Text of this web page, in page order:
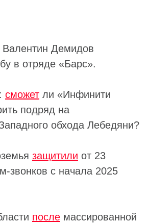
Демидов
в отряде «Барс».
сможет ли «Инфинити
подряд на
обхода Лебедяни?
защитили от 23
звонков с начала 2025
после массированной